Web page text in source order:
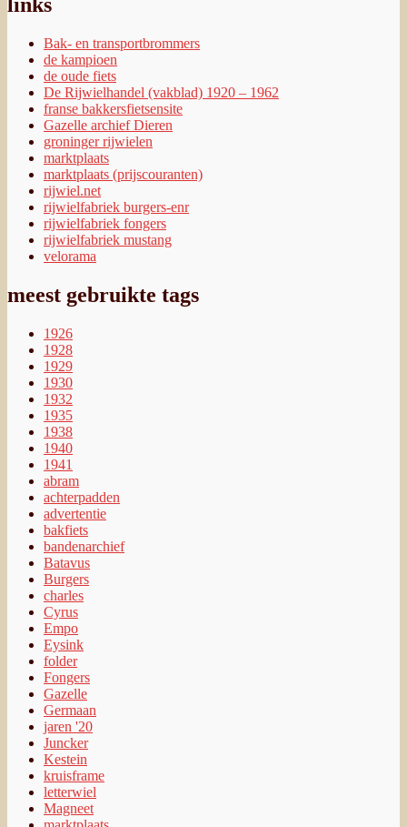
links
Bak- en transportbrommers
de kampioen
de oude fiets
De Rijwielhandel (vakblad) 1920 – 1962
franse bakkersfietsensite
Gazelle archief Dieren
groninger rijwielen
marktplaats
marktplaats (prijscouranten)
rijwiel.net
rijwielfabriek burgers-enr
rijwielfabriek fongers
rijwielfabriek mustang
velorama
meest gebruikte tags
1926
1928
1929
1930
1932
1935
1938
1940
1941
abram
achterpadden
advertentie
bakfiets
bandenarchief
Batavus
Burgers
charles
Cyrus
Empo
Eysink
folder
Fongers
Gazelle
Germaan
jaren '20
Juncker
Kestein
kruisframe
letterwiel
Magneet